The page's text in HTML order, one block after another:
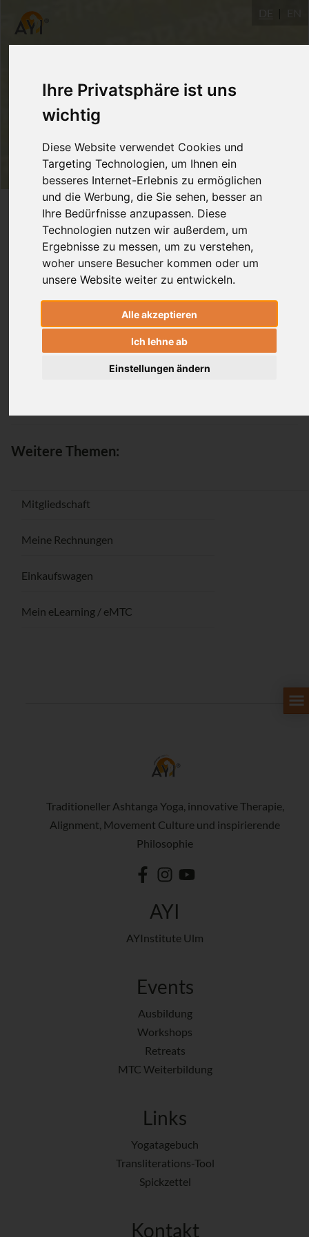
Ihre Privatsphäre ist uns
wichtig
Diese Website verwendet Cookies und
Targeting Technologien, um Ihnen ein
besseres Internet-Erlebnis zu ermöglichen
und die Werbung, die Sie sehen, besser an
Ihre Bedürfnisse anzupassen. Diese
Technologien nutzen wir außerdem, um
Ergebnisse zu messen, um zu verstehen,
woher unsere Besucher kommen oder um
unsere Website weiter zu entwickeln.
Alle akzeptieren
Ich lehne ab
Einstellungen ändern
Login
Passwort vergessen / Registrieren
Weitere Themen:
Mitgliedschaft
Meine Rechnungen
Einkaufswagen
Mein eLearning / eMTC
Traditioneller Ashtanga Yoga, innovative Therapie,
Alignment, Movement Culture und inspirierende
Philosophie
AYI
AYInstitute Ulm
Events
Ausbildung
Workshops
Retreats
MTC Weiterbildung
Links
Yogatagebuch
Transliterations-Tool
Spickzettel
Kontakt